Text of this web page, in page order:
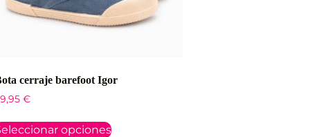
cerraje barefoot Igor
€
opciones